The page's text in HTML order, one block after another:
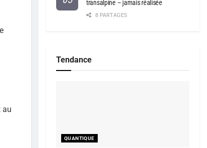
au
transalpine – jamais réalisée
8 PARTAGES
Tendance
QUANTIQUE